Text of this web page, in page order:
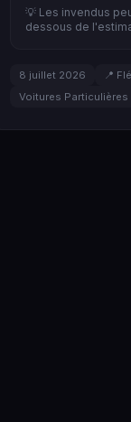
💡 Les invendus
dessous de
8 juillet 2026
📍
Voitures Particulières